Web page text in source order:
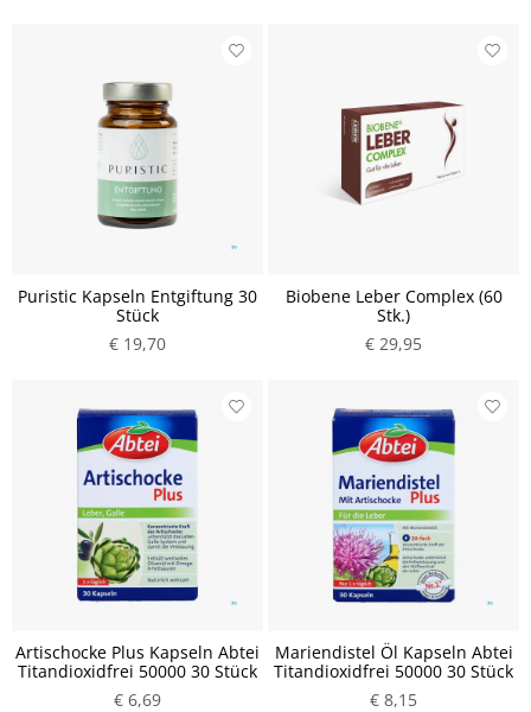
Puristic Kapseln Entgiftung 30
Stück
€ 19,70
Biobene Leber Complex (60
Stk.)
€ 29,95
Artischocke Plus Kapseln Abtei
Titandioxidfrei 50000 30 Stück
€ 6,69
Mariendistel Öl Kapseln Abtei
Titandioxidfrei 50000 30 Stück
€ 8,15